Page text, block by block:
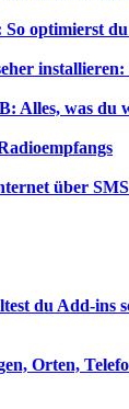
So optimierst
Alles, was du
über
du Add-ins
Orten,